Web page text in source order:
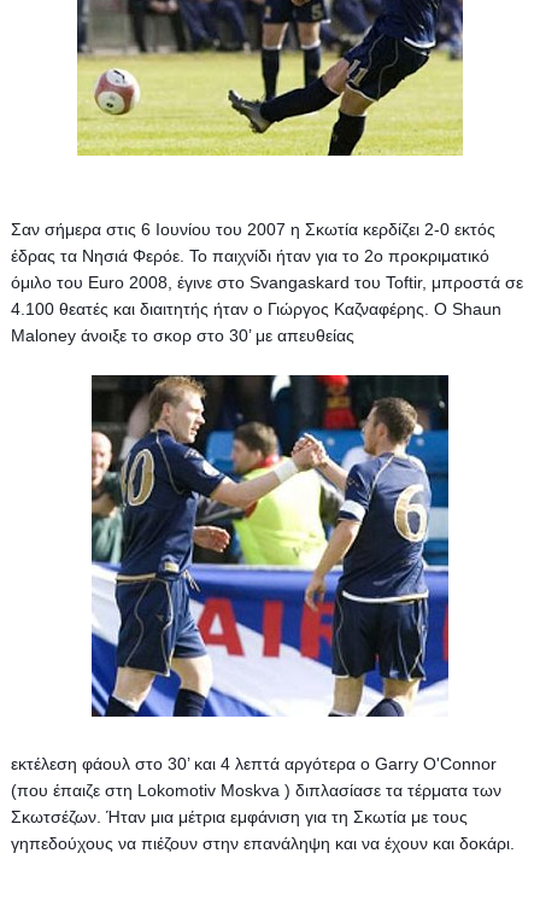
Σαν σήμερα στις 6 Ιουνίου του 2007 η Σκωτία κερδίζει 2-0 εκτός
έδρας τα Νησιά Φερόε. Το παιχνίδι ήταν για το 2ο προκριματικό
όμιλο του Euro 2008, έγινε στο Svangaskard του Toftir, μπροστά σε
4.100 θεατές και διαιτητής ήταν ο Γιώργος Καζναφέρης. Ο Shaun
Maloney άνοιξε το σκορ στο 30’ με απευθείας
εκτέλεση φάουλ στο 30’ και 4 λεπτά αργότερα ο Garry O'Connor
(που έπαιζε στη Lokomotiv Moskva ) διπλασίασε τα τέρματα των
Σκωτσέζων. Ήταν μια μέτρια εμφάνιση για τη Σκωτία με τους
γηπεδούχους να πιέζουν στην επανάληψη και να έχουν και δοκάρι.